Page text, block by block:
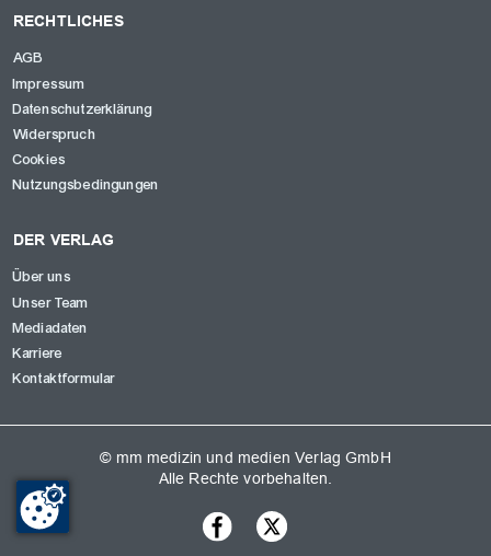
RECHTLICHES
AGB
Impressum
Datenschutzerklärung
Widerspruch
Cookies
Nutzungsbedingungen
DER VERLAG
Über uns
Unser Team
Mediadaten
Karriere
Kontaktformular
© mm medizin und medien Verlag GmbH
Alle Rechte vorbehalten.